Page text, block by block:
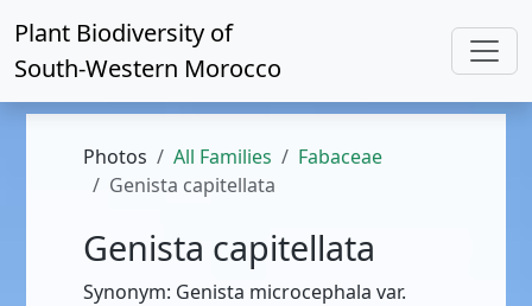
Plant Biodiversity of
South-Western Morocco
Photos All Families
Fabaceae
Genista capitellata
Genista capitellata
Synonym: Genista microcephala var.